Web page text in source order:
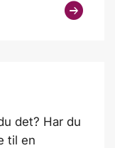
det? Har du
til en